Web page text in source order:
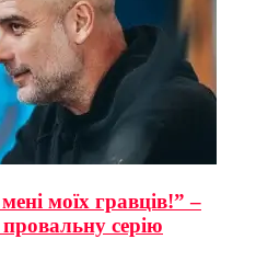
моїх гравців!” –
серію